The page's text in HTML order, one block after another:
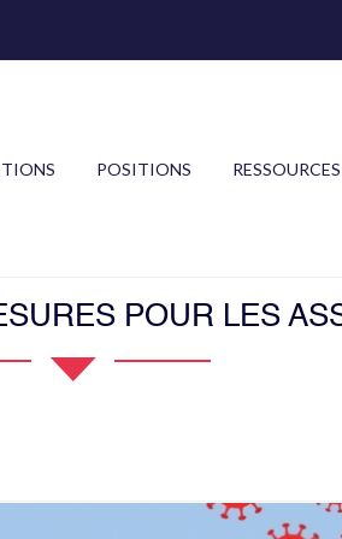
POSITIONS RESSOURCES
POUR LES